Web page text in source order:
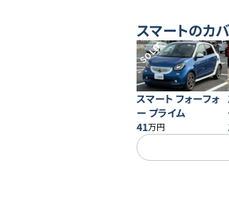
スマートのカ
SOLD
スマート フォーフォ
ー プライム
41万円